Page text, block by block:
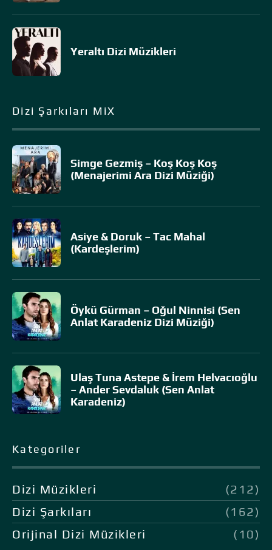
Yeraltı Dizi Müzikleri
Dizi Şarkıları MiX
Simge Gezmiş – Koş Koş Koş
(Menajerimi Ara Dizi Müziği)
Asiye & Doruk – Tac Mahal
(Kardeşlerim)
Öykü Gürman – Oğul Ninnisi (Sen
Anlat Karadeniz Dizi Müziği)
Ulaş Tuna Astepe & İrem Helvacıoğlu
– Ander Sevdaluk (Sen Anlat
Karadeniz)
Kategoriler
Dizi Müzikleri
(212)
Dizi Şarkıları
(162)
Orijinal Dizi Müzikleri
(10)